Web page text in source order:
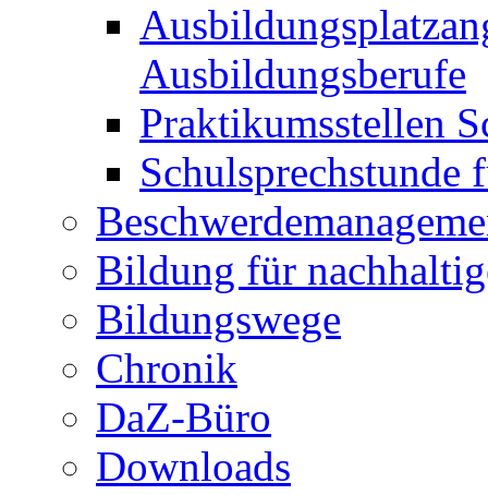
Ausbildungsberufe
Praktikumsstellen
Schulsprechstunde
Bildung für
Bildungswege
Chronik
DaZ-Büro
Downloads